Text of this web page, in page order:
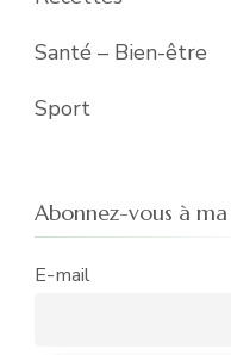
Santé – Bien-être
Sport
Abonnez-vous à
E-mail